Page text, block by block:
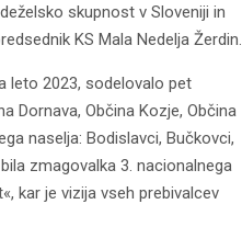
skupnost v Sloveniji in
KS Mala Nedelja Žerdin.
leto 2023, sodelovalo pet
Dornava, Občina Kozje, Občina
naselja: Bodislavci, Bučkovci,
zmagovalka 3. nacionalnega
kar je vizija vseh prebivalcev